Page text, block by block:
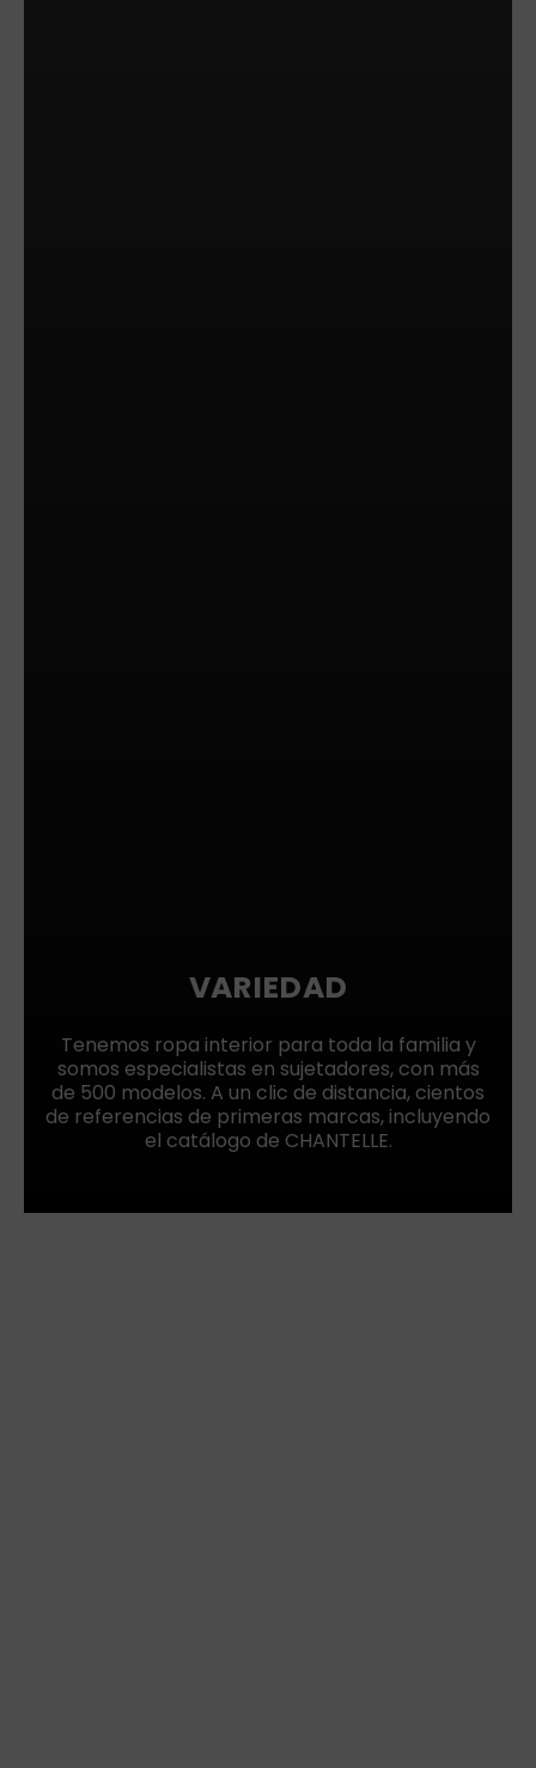
VARIEDAD
Tenemos ropa interior para toda la familia y
somos especialistas en sujetadores, con más
de 500 modelos. A un clic de distancia, cientos
de referencias de primeras marcas, incluyendo
el catálogo de CHANTELLE.